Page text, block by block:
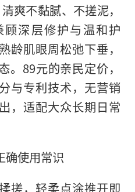
爽不黏腻、不搓泥，
深层修护与温和护
龄肌眼周松弛下垂，
。89元的亲民定价，
与专利技术，无营销
，适配大众长期日常
确使用常识
搓，轻柔点涂推开即